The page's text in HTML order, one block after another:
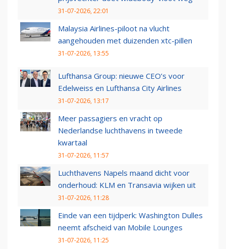
31-07-2026, 22:01
Malaysia Airlines-piloot na vlucht
aangehouden met duizenden xtc-pillen
31-07-2026, 13:55
Lufthansa Group: nieuwe CEO’s voor
Edelweiss en Lufthansa City Airlines
31-07-2026, 13:17
Meer passagiers en vracht op
Nederlandse luchthavens in tweede
kwartaal
31-07-2026, 11:57
Luchthavens Napels maand dicht voor
onderhoud: KLM en Transavia wijken uit
31-07-2026, 11:28
Einde van een tijdperk: Washington Dulles
neemt afscheid van Mobile Lounges
31-07-2026, 11:25